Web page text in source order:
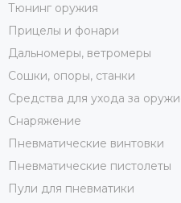
Тюнинг оружия
Прицелы и фонари
Дальномеры, ветромеры
Сошки, опоры, станки
Средства для ухода за
Снаряжение
Пневматические винтовки
Пневматические пистолеты
Пули для пневматики